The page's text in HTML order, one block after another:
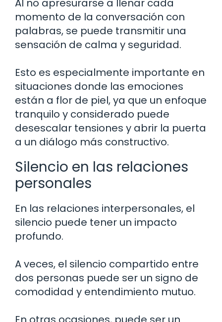
Al no apresurarse a llenar cada
momento de la conversación con
palabras, se puede transmitir una
sensación de calma y seguridad.
Esto es especialmente importante en
situaciones donde las emociones
están a flor de piel, ya que un enfoque
tranquilo y considerado puede
desescalar tensiones y abrir la puerta
a un diálogo más constructivo.
Silencio en las relaciones
personales
En las relaciones interpersonales, el
silencio puede tener un impacto
profundo.
A veces, el silencio compartido entre
dos personas puede ser un signo de
comodidad y entendimiento mutuo.